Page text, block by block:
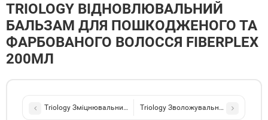
TRIOLOGY ВІДНОВЛЮВАЛЬНИЙ
БАЛЬЗАМ ДЛЯ ПОШКОДЖЕНОГО ТА
ФАРБОВАНОГО ВОЛОССЯ FIBERPLEX
200МЛ
Triology Зміцнювальний бальзам для волосся схильного до
Triology Зволожувальний бальзам